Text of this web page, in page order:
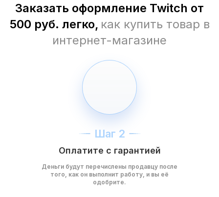
Заказать оформление Twitch от
500 руб. легко, как купить товар в
интернет-магазине
Шаг 2
Оплатите с гарантией
Деньги будут перечислены продавцу после
того, как он выполнит работу, и вы её
одобрите.